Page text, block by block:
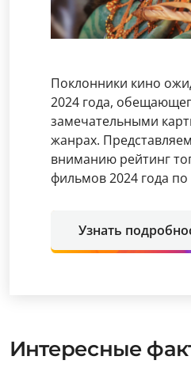
Поклонники кино
2024 года,
замечательными
жанрах.
вниманию рейтинг
фильмов 2024 года
Узнать
Интересные